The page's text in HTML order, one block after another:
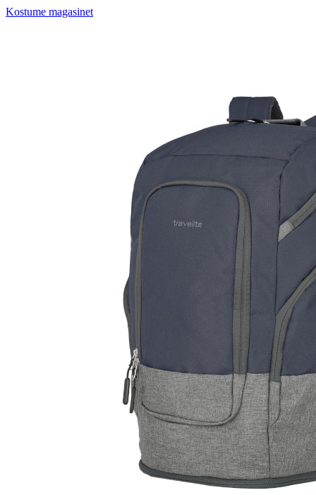
Kostume magasinet